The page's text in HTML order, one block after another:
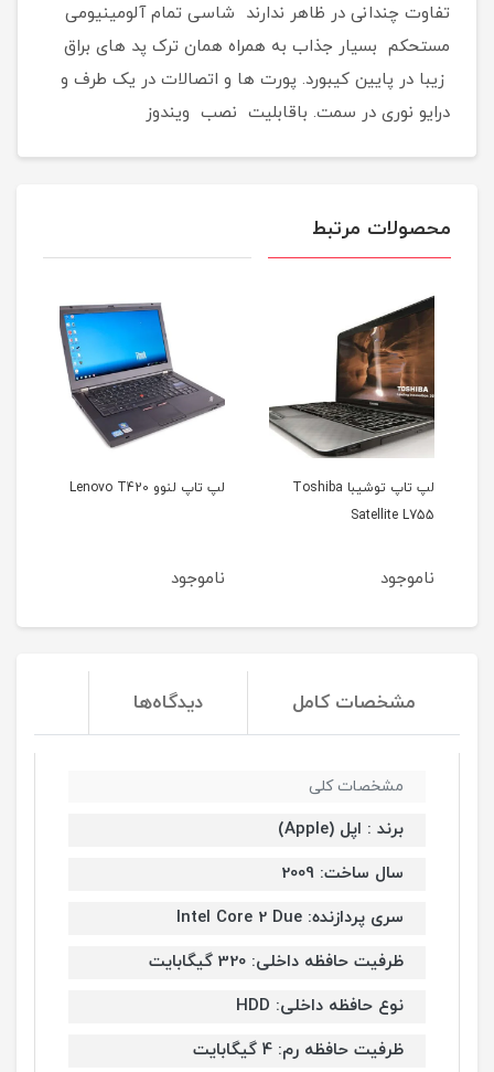
تفاوت چندانی در ظاهر ندارند شاسی تمام آلومینیومی
مستحکم بسیار جذاب به همراه همان ترک پد های براق
زیبا در پایین کیبورد. پورت ها و اتصالات در یک طرف و
درایو نوری در سمت. باقابلیت نصب ویندوز
محصولات مرتبط
لپ تاپ توشیبا Toshiba
لپ تاپ لنوو Lenovo T420
لپ تاپ اپل مک بوک
مشخصات کامل دیدگاه‌ها
مشخصات کلی
برند : اپل (Apple)
سال ساخت: 2009
سری پردازنده: Intel Core 2 Due
ظرفیت حافظه داخلی: 320 گیگابایت
نوع حافظه داخلی: HDD
ظرفیت حافظه رم: 4 گیگابایت